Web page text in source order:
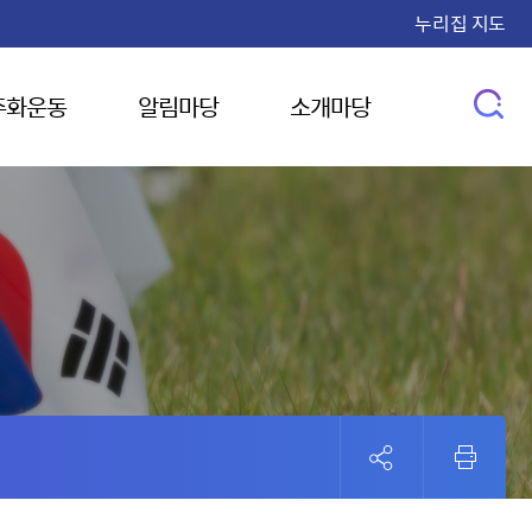
누리집 지도
운동 알림마당 소개마당